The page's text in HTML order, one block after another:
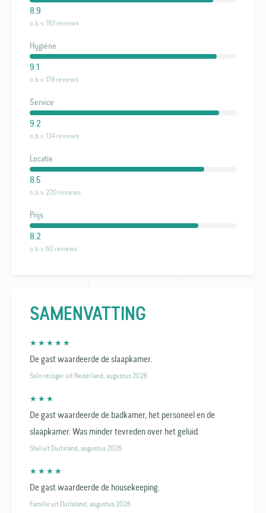
8.9
o.b.v. 183 reviews
Hygiëne
9.1
o.b.v. 178 reviews
Service
9.2
o.b.v. 134 reviews
Locatie
8.5
o.b.v. 220 reviews
Prijs
8.2
o.b.v. 60 reviews
SAMENVATTING
★ ★ ★ ★ ★
De gast waardeerde de slaapkamer.
Solo reiziger uit Nederland, augustus 2026
★ ★ ★
De gast waardeerde de badkamer, het personeel en de
slaapkamer. Was minder tevreden over het geluid.
Stel uit Duitsland, augustus 2026
★ ★ ★ ★
De gast waardeerde de housekeeping.
Familie uit Duitsland, augustus 2026